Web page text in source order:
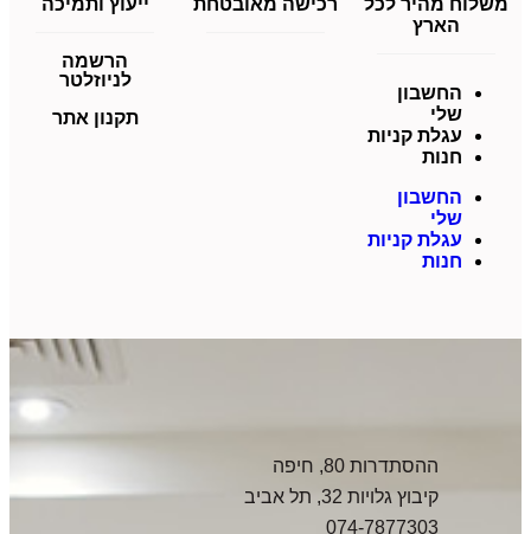
משלוח מהיר לכל
הארץ
החשבון
שלי
עגלת קניות
חנות
החשבון
שלי
עגלת קניות
חנות
רכישה מאובטחת ייעוץ ותמיכה
הרשמה
לניוזלטר
תקנון אתר
ההסתדרות 80, חיפה
קיבוץ גלויות 32, תל אביב
074-7877303